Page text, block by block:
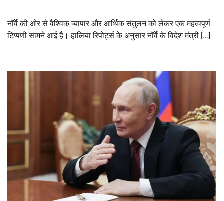
नॉर्वे की ओर से वैश्विक व्यापार और आर्थिक संतुलन को लेकर एक महत्वपूर्ण
टिप्पणी सामने आई है। हालिया रिपोर्ट्स के अनुसार नॉर्वे के विदेश मंत्री […]